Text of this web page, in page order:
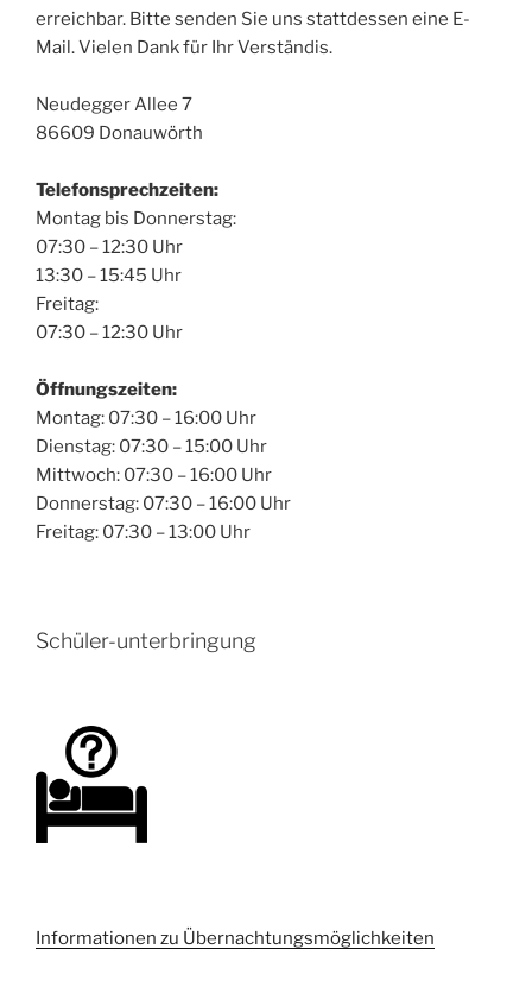
erreichbar. Bitte senden Sie uns stattdessen eine E-
Mail. Vielen Dank für Ihr Verständis.
Neudegger Allee 7
86609 Donauwörth
Telefonsprechzeiten:
Montag bis Donnerstag:
07:30 – 12:30 Uhr
13:30 – 15:45 Uhr
Freitag:
07:30 – 12:30 Uhr
Öffnungszeiten:
Montag: 07:30 – 16:00 Uhr
Dienstag: 07:30 – 15:00 Uhr
Mittwoch: 07:30 – 16:00 Uhr
Donnerstag: 07:30 – 16:00 Uhr
Freitag: 07:30 – 13:00 Uhr
Schüler-unterbringung
Informationen zu Übernachtungsmöglichkeiten